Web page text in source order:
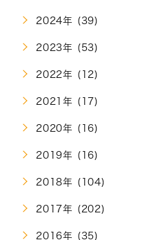
2024年 (39)
2023年 (53)
2022年 (12)
2021年 (17)
2020年 (16)
2019年 (16)
2018年 (104)
2017年 (202)
2016年 (35)